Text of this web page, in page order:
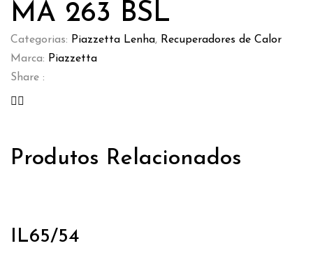
MA 263 BSL
Categorias: Piazzetta Lenha, Recuperadores de Calor
Marca: Piazzetta
Share :
Produtos Relacionados
IL65/54